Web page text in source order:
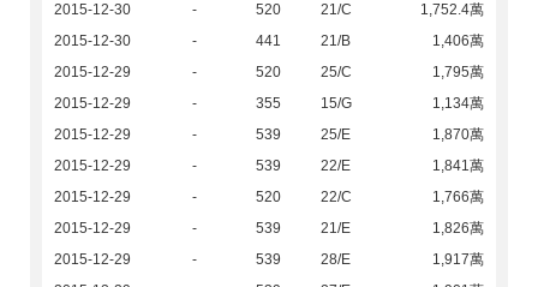
2015-12-30
- 520 21/C
1,752.4萬
2015-12-30
- 441 21/B
1,406萬
2015-12-29
- 520 25/C
1,795萬
2015-12-29
- 355 15/G
1,134萬
2015-12-29
- 539 25/E
1,870萬
2015-12-29
- 539 22/E
1,841萬
2015-12-29
- 520 22/C
1,766萬
2015-12-29
- 539 21/E
1,826萬
2015-12-29
- 539 28/E
1,917萬